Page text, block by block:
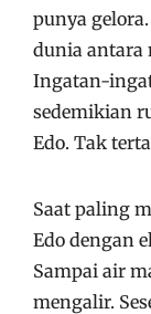
punya
dunia antara
Ingatan-
sedemikian
Edo. Tak
Saat paling
Edo dengan
Sampai air
mengalir.